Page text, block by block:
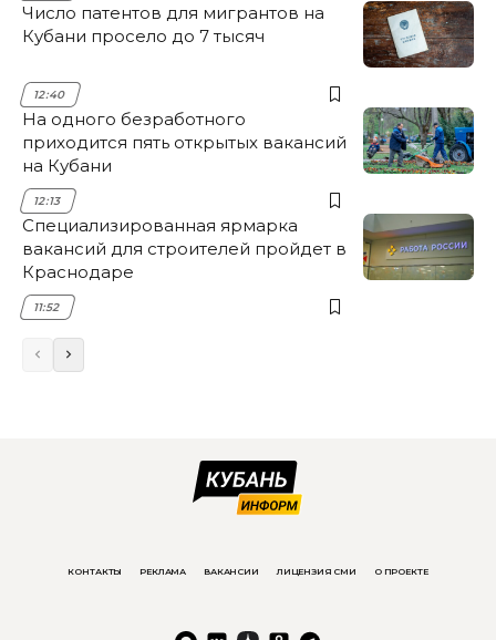
Число патентов для мигрантов на
Кубани просело до 7 тысяч
12:40
На одного безработного
приходится пять открытых вакансий
на Кубани
12:13
Специализированная ярмарка
вакансий для строителей пройдет в
Краснодаре
11:52
КОНТАКТЫ РЕКЛАМА ВАКАНСИИ ЛИЦЕНЗИЯ СМИ О ПРОЕКТЕ